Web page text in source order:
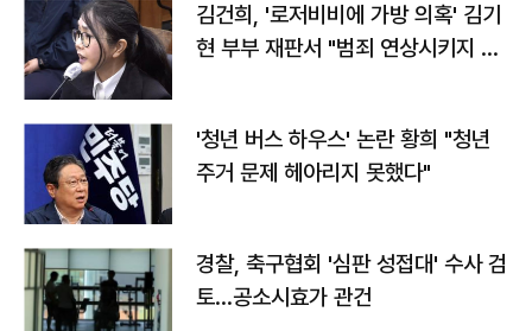
김건희, '로저비비에 가방 의혹' 김기
현 부부 재판서 "범죄 연상시키지 말
'청년 버스 하우스' 논란 황희 "청년
주거 문제 헤아리지 못했다"
경찰, 축구협회 '심판 성접대' 수사 검
토…공소시효가 관건